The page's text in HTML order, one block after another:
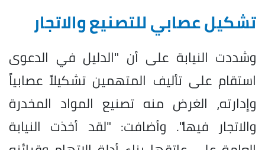
تشكيل عصابي للتصنيع والاتجار
وشددت النيابة على أن "الدليل في الدعوى
استقام على تأليف المتهمين تشكيلاً عصابياً
وإدارته، الغرض منه تصنيع المواد المخدرة
والاتجار فيها". وأضافت: "لقد أخذت النيابة